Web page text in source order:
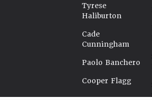
Tyrese
Haliburton
Cade
Cunningham
Paolo Banchero
Cooper Flagg